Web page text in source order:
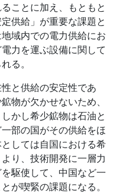
ことに加え、もともと
供給」が重要な課題と
域内での電力供給にお
力を運ぶ設備に関して
る。
と供給の安定性であ
物が欠かせないため、
かし希少鉱物は石油と
部の国がその供給をほ
しては自国における希
り、技術開発に一層力
駆使して、中国など一
が喫緊の課題になる。